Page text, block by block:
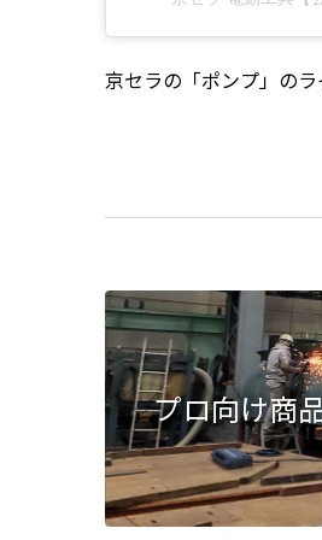
京セラの「ポンプ」の
プロ向け商